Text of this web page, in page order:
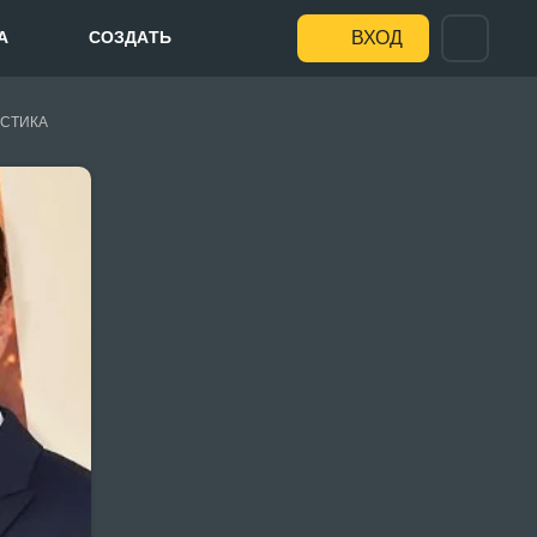
СОЗДАТЬ ВХОД